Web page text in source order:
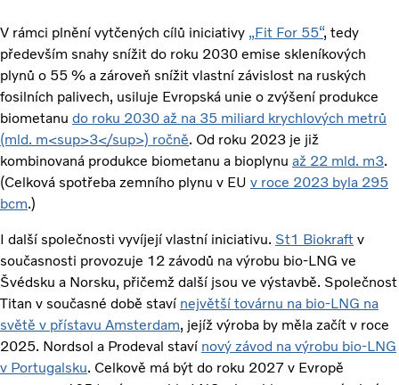
V rámci plnění vytčených cílů iniciativy „Fit For 55“, tedy
především snahy snížit do roku 2030 emise skleníkových
plynů o 55 % a zároveň snížit vlastní závislost na ruských
fosilních palivech, usiluje Evropská unie o zvýšení produkce
biometanu do roku 2030 až na 35 miliard krychlových metrů
(mld. m<sup>3</sup>) ročně. Od roku 2023 je již
kombinovaná produkce biometanu a bioplynu až 22 mld. m3.
(Celková spotřeba zemního plynu v EU v roce 2023 byla 295
bcm.)
I další společnosti vyvíjejí vlastní iniciativu. St1 Biokraft v
současnosti provozuje 12 závodů na výrobu bio-LNG ve
Švédsku a Norsku, přičemž další jsou ve výstavbě. Společnost
Titan v současné době staví největší továrnu na bio-LNG na
světě v přístavu Amsterdam, jejíž výroba by měla začít v roce
2025. Nordsol a Prodeval staví nový závod na výrobu bio-LNG
v Portugalsku. Celkově má být do roku 2027 v Evropě